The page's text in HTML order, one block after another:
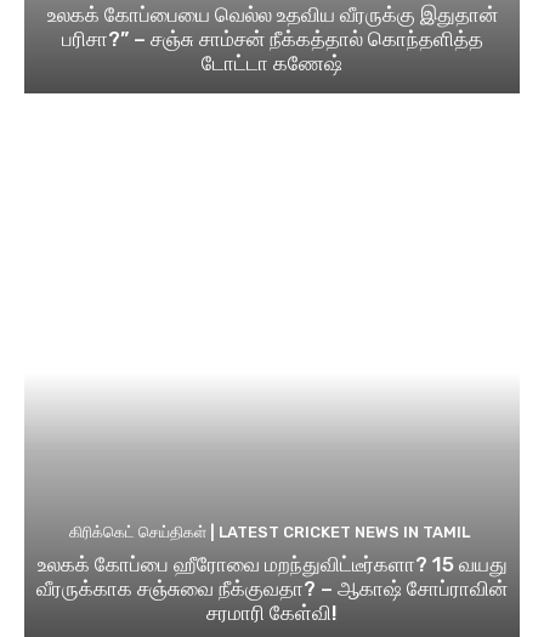
உலகக் கோப்பையை வெல்ல உதவிய வீரருக்கு இதுதான்
பரிசா?” – சஞ்சு சாம்சன் நீக்கத்தால் கொந்தளித்த
டோட்டா கணேஷ்
கிரிக்கெட் செய்திகள் | LATEST CRICKET NEWS IN TAMIL
உலகக் கோப்பை ஹீரோவை மறந்துவிட்டீர்களா? 15 வயது
வீரருக்காக சஞ்சுவை நீக்குவதா? – ஆகாஷ் சோப்ராவின்
சரமாரி கேள்வி!